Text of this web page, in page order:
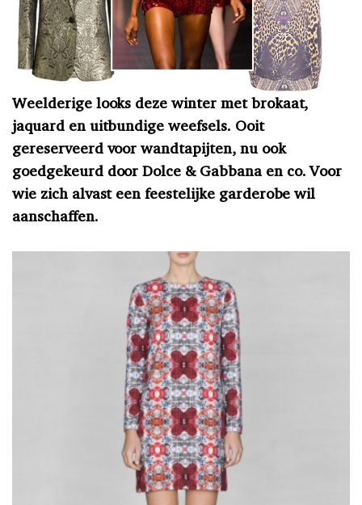
Weelderige looks deze winter met brokaat,
jaquard en uitbundige weefsels. Ooit
gereserveerd voor wandtapijten, nu ook
goedgekeurd door Dolce & Gabbana en co. Voor
wie zich alvast een feestelijke garderobe wil
aanschaffen.